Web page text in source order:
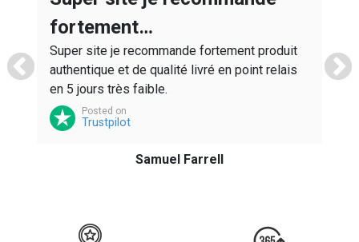
fortement…
Super site je recommande fortement produit
authentique et de qualité livré en point relais
en 5 jours très faible.
Posted on
Trustpilot
Samuel Farrell